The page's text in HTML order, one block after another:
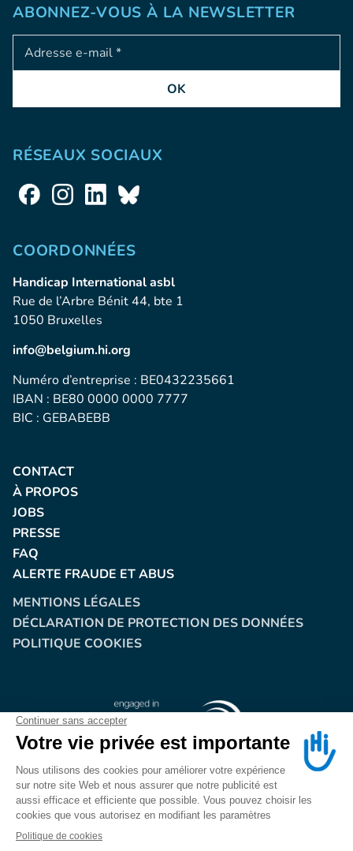
ABONNEZ-VOUS À LA NEWSLETTER
Adresse e-mail
OK
RÉSEAUX SOCIAUX
COORDONNÉES
Handicap International asbl
Rue de l’Arbre Bénit 44, bte 1
1050 Bruxelles
info@belgium.hi.org
Numéro d’entreprise : BE0432235661
IBAN : BE80 0000 0000 7777
BIC : GEBABEBB
CONTACT
À PROPOS
JOBS
PRESSE
FAQ
ALERTE FRAUDE ET ABUS
MENTIONS LÉGALES
DÉCLARATION DE PROTECTION DES DONNÉES
POLITIQUE COOKIES